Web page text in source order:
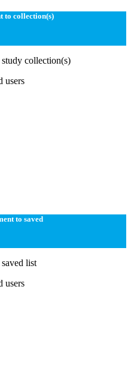
to collection(s)
collection(s)
users
to saved
list
users